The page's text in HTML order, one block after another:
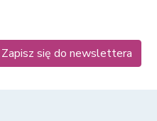
Zapisz się do newslettera